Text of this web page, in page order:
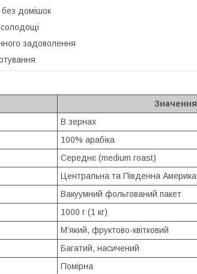
домішок
солодощі
задоволення
Значення
В зернах
100% арабіка
Середнє (medium roast)
Центральна та Південна Америка
Вакуумний фольгований пакет
1000 г (1 кг)
М’який, фруктово-квітковий
Багатий, насичений
Помірна